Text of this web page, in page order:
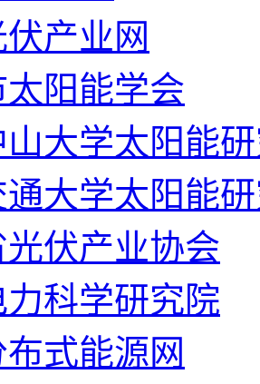
产业网
太阳能学会
大学太阳能
通大学太阳能
伏产业协会
力科学研究院
式能源网